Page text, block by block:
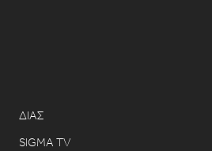
ΔΙΑΣ
SIGMA TV